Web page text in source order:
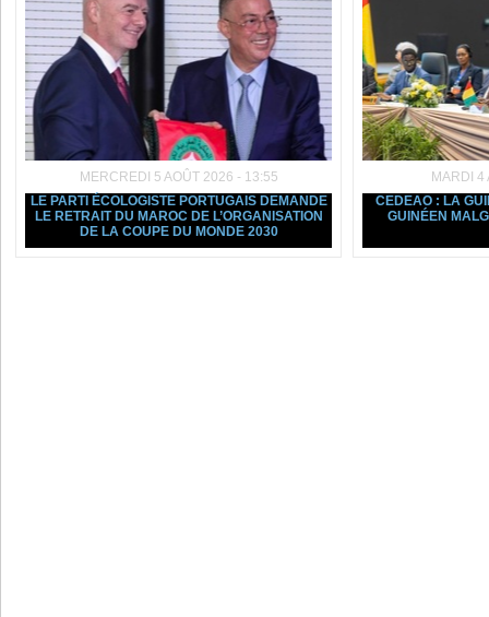
MERCREDI 5 AOÛT 2026 - 13:55
LE PARTI ÉCOLOGISTE PORTUGAIS DEMANDE
LE RETRAIT DU MAROC DE L’ORGANISATION
DE LA COUPE DU MONDE 2030
MARDI
CEDEAO : LA
GUINÉEN